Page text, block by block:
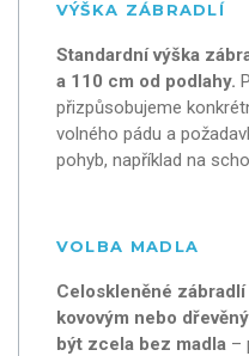
VÝŠKA ZÁBRADLÍ
Standardní výška
a 110 cm od podlahy.
přizpůsobujeme
volného pádu a
pohyb, například na
VOLBA MADLA
Celoskleněné
kovovým nebo
být zcela bez madla–